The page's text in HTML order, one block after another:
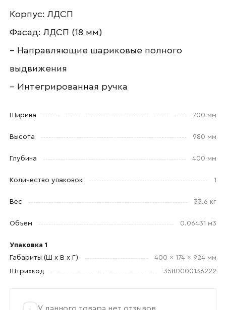
Корпус: ЛДСП
Фасад: ЛДСП (18 мм)
– Направляющие шариковые полного
выдвижения
– Интегрированная ручка
Ширина 700 мм
Высота 980 мм
Глубина 400 мм
Количество упаковок 1
Вес 33.6 кг
Объем 0.06431 м3
Упаковка 1
Габариты (Ш x В x Г)
400 x 174 x 924 мм
Штрихкод
3580000136222
Ваш email
Номер телефона
политикой конфиденциальности